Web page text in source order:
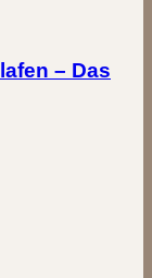
– Das